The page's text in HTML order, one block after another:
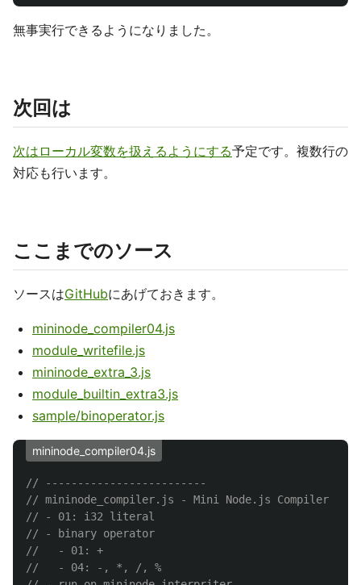
無事実行できるようになりました。
次回は
次はローカル変数を扱えるようにする予定です。複数行の
対応も行います。
ここまでのソース
ソースはGitHubにあげておきます。
mininode_compiler04.js
module_writefile.js
mininode_extra_3.js
module_builtin_extra3.js
sample/binoperator.js
mininode_compiler04.js
// -------------------------
// mininode_compiler.js - Mini Node.js Compiler by
// - 01: i32 literal
// - binary operator
//   - 01: +
//   - 04: -, *, /, %